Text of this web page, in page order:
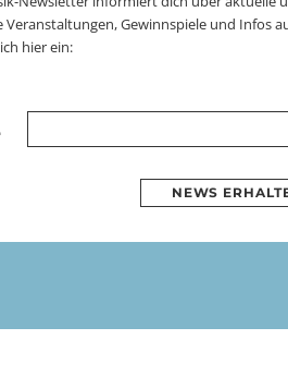
Veranstaltungen, Gewinnspiele und Infos
hier ein:
NEWS